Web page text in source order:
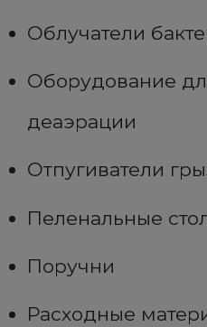
Облучатели
Оборудование
деаэрации
Отпугиватели
Пеленальные
Поручни
Расходные